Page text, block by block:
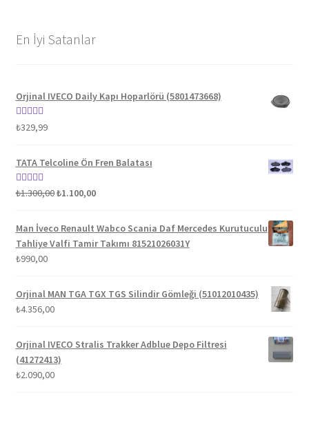
En İyi Satanlar
Orjinal IVECO Daily Kapı Hoparlörü (5801473668)
5 üzerinden
₺329,99
TATA Telcoline Ön Fren Balatası
5 üzerinden
₺1.300,00Orijinal
₺1.300,00.
₺1.100,00Şu
fiyat:
₺1.100,00.
Man İveco Renault Wabco Scania Daf Mercedes Kurutuculu
Tahliye Valfi Tamir Takımı 81521026031Y
₺990,00
Orjinal MAN TGA TGX TGS Silindir Gömleği (51012010435)
₺4.356,00
Orjinal IVECO Stralis Trakker Adblue Depo Filtresi
(41272413)
₺2.090,00